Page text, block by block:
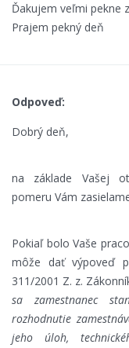
Ďakujem veľmi pekne
Prajem pekný deň
Odpoveď:
Dobrý deň,
na základe Vašej
pomeru Vám
Pokiaľ bolo Vaše
môže dať výpoveď
311/2001 Z. z.
sa zamestnanec
rozhodnutie
jeho úloh,